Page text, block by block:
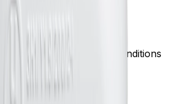
consulter pour les conditions